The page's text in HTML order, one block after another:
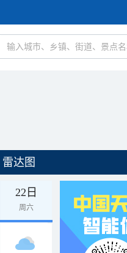
雷达图
22日
周六